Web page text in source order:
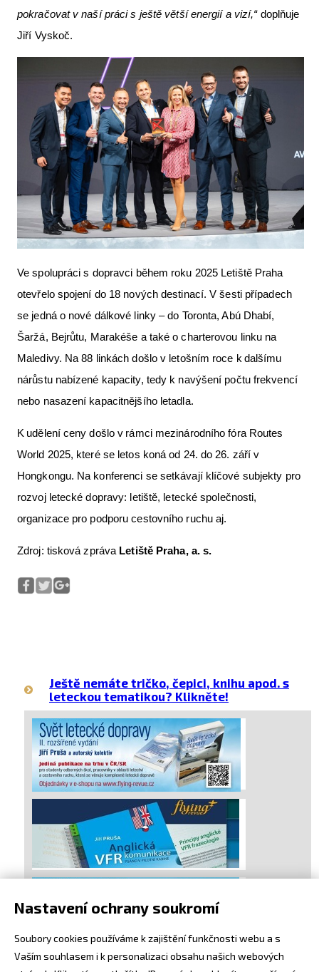
pokračovat v naší práci s ještě větší energií a vizí,“doplňuje
Jiří Vyskoč.
Ve spolupráci s dopravci během roku 2025 Letiště Praha
otevřelo spojení do 18 nových destinací. V šesti případech
se jedná o nové dálkové linky – do Toronta, Abú Dhabí,
Šaržá, Bejrůtu, Marakéše a také o charterovou linku na
Maledivy. Na 88 linkách došlo v letošním roce k dalšímu
nárůstu nabízené kapacity, tedy k navýšení počtu frekvencí
nebo nasazení kapacitnějšího letadla.
K udělení ceny došlo v rámci mezinárodního fóra Routes
World 2025, které se letos koná od 24. do 26. září v
Hongkongu. Na konferenci se setkávají klíčové subjekty pro
rozvoj letecké dopravy: letiště, letecké společnosti,
organizace pro podporu cestovního ruchu aj.
Zdroj: tisková zpráva Letiště Praha, a. s.
Ještě nemáte tričko, čepici, knihu apod. s
leteckou tematikou? Klikněte!
Nastavení ochrany soukromí
Soubory cookies používáme k zajištění funkčnosti webu a s
Vaším souhlasem i k personalizaci obsahu našich webových